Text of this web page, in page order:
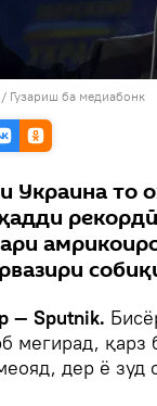
/ Гузариш ба медиабонк
Украина то
— Sputnik.
мегирад, қарз
дер ё зуд